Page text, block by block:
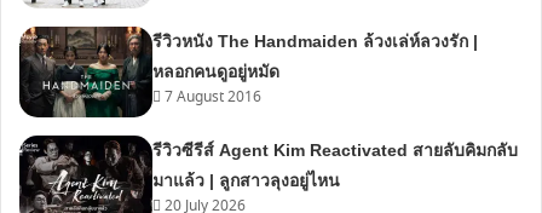
รีวิวหนัง The Handmaiden ล้วงเล่ห์ลวงรัก |
หลอกคนดูอยู่หมัด
7 August 2016
รีวิวซีรีส์ Agent Kim Reactivated สายลับคิมกลับ
มาแล้ว | ลูกสาวลุงอยู่ไหน
20 July 2026